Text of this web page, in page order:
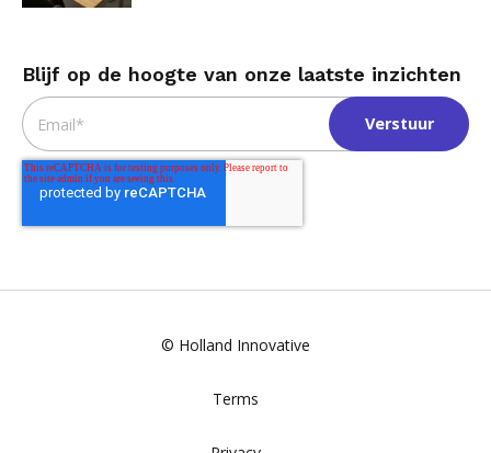
Blijf op de hoogte van onze laatste inzichten
Email*
Terms
© Holland Innovative